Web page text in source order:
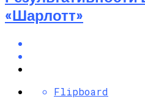
«Шарлотт»
Flipboard